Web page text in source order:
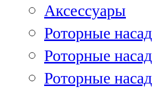
Аксессуары
Роторные
Роторные
Роторные